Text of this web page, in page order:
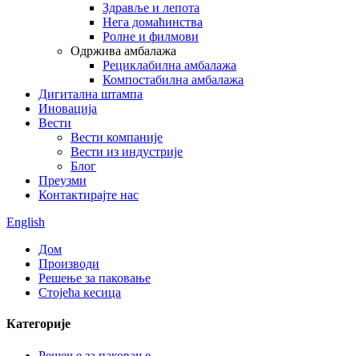
Здравље и лепота
Нега домаћинства
Ролне и филмови
Одржива амбалажа
Рециклабилна амбалажа
Компостабилна амбалажа
Дигитална штампа
Иновација
Вести
Вести компаније
Вести из индустрије
Блог
Преузми
Контактирајте нас
English
Дом
Производи
Решење за паковање
Стојећа кесица
Категорије